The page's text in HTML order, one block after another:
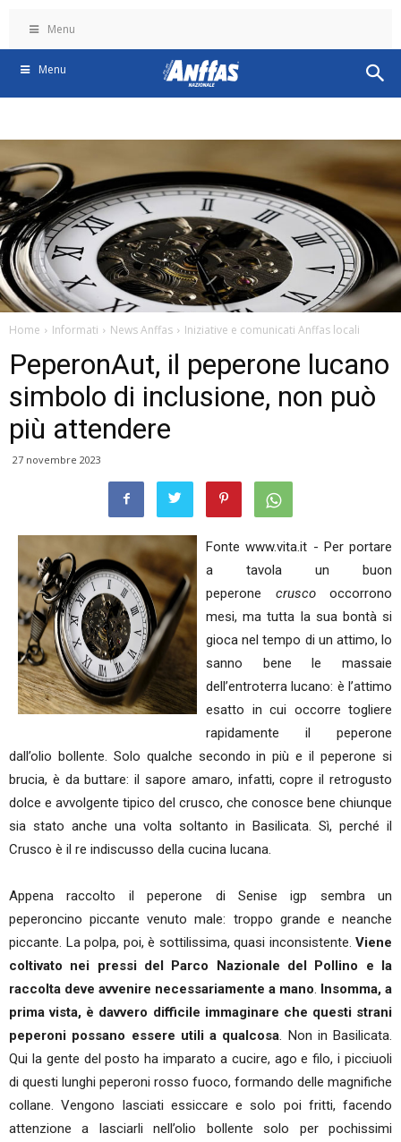
Menu
Menu
Home Informati News Anffas Iniziative e comunicati Anffas locali
PeperonAut, il peperone lucano
simbolo di inclusione, non può
più attendere
27 novembre 2023
Fonte www.vita.it - Per portare
a tavola un buon
peperone cruscooccorrono
mesi, ma tutta la sua bontà si
gioca nel tempo di un attimo, lo
sanno bene le massaie
dell’entroterra lucano: è l’attimo
esatto in cui occorre togliere
rapidamente il peperone
dall’olio bollente. Solo qualche secondo in più e il peperone si
brucia, è da buttare: il sapore amaro, infatti, copre il retrogusto
dolce e avvolgente tipico del crusco, che conosce bene chiunque
sia stato anche una volta soltanto in Basilicata. Sì, perché il
Crusco è il re indiscusso della cucina lucana.
Appena raccolto il peperone di Senise igp sembra un
peperoncino piccante venuto male: troppo grande e neanche
piccante. La polpa, poi, è sottilissima, quasi inconsistente. Viene
coltivato nei pressi del Parco Nazionale del Pollino e la
raccolta deve avvenire necessariamente a mano. Insomma, a
prima vista, è davvero difficile immaginare che questi strani
peperoni possano essere utili a qualcosa. Non in Basilicata.
Qui la gente del posto ha imparato a cucire, ago e filo, i picciuoli
di questi lunghi peperoni rosso fuoco, formando delle magnifiche
collane. Vengono lasciati essiccare e solo poi fritti, facendo
attenzione a lasciarli nell’olio bollente solo per pochissimi